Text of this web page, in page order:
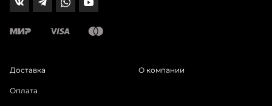
Доставка
Оплата
О компании